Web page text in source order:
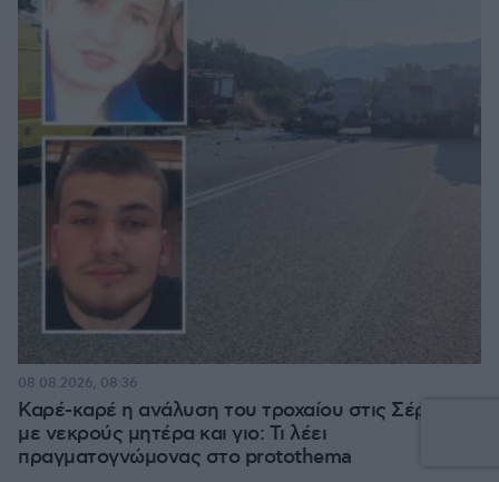
Καρέ-καρέ η ανάλυση του τροχαίου στις Σέρρες
με νεκρούς μητέρα και γιο: Τι λέει
πραγματογνώμονας στο protothema
08.08.2026, 08:36